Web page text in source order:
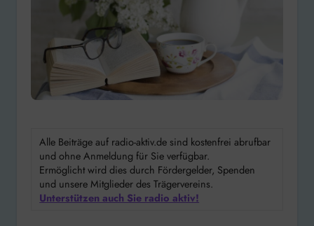
Alle Beiträge auf radio-aktiv.de sind kostenfrei abrufbar
und ohne Anmeldung für Sie verfügbar.
Ermöglicht wird dies durch Fördergelder, Spenden
und unsere Mitglieder des Trägervereins.
Unterstützen auch Sie radio aktiv!